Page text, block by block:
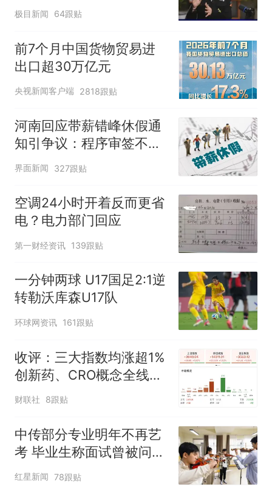
不易”，称自己买衣服80%
极目新闻 64跟贴
前7个月中国货物贸易进
出口超30万亿元
央视新闻客户端 2818跟贴
河南回应带薪错峰休假通
知引争议：程序审签不规
范，待修改后予以印发
界面新闻 327跟贴
空调24小时开着反而更省
电？电力部门回应
第一财经资讯 139跟贴
一分钟两球 U17国足2:1逆
转勒沃库森U17队
环球网资讯 161跟贴
收评：三大指数均涨超1%
创新药、CRO概念全线走
强
财联社 8跟贴
中传部分专业明年不再艺
考 毕业生称面试曾被问
“如何策划晚会” 专家：遏
制“艺考捷径化”
红星新闻 78跟贴